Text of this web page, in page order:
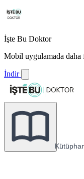
İşte Bu Doktor
Mobil uygulamada daha
İndir